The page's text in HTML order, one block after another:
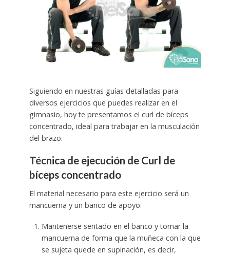
Siguiendo en nuestras guías detalladas para
diversos ejercicios que puedes realizar en el
gimnasio, hoy te presentamos el curl de bíceps
concentrado, ideal para trabajar en la musculación
del brazo.
Técnica de ejecución de Curl de
bíceps concentrado
El material necesario para este ejercicio será un
mancuerna y un banco de apoyo.
Mantenerse sentado en el banco y tomar la
mancuerna de forma que la muñeca con la que
se sujeta quede en supinación, es decir,